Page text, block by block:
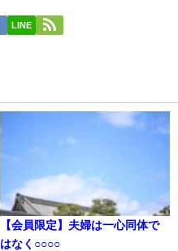
LINE
【会員限定】夫婦は一心同体で
はなく○○○○